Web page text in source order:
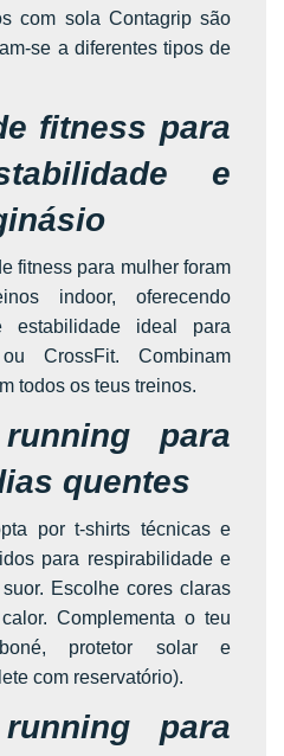
com sola Contagrip são
se a diferentes tipos de
fitness para
e
fitness para mulher foram
indoor, oferecendo
estabilidade ideal para
CrossFit. Combinam
todos os teus treinos.
para
quentes
por t-shirts técnicas e
para respirabilidade e
Escolhe cores claras
Complementa o teu
protetor solar e
com reservatório).
para